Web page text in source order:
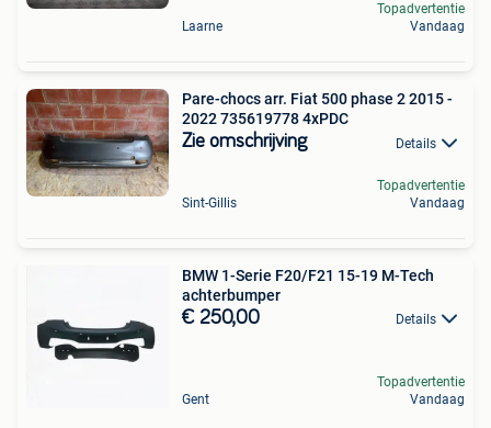
Laarne
Topadvertentie
Vandaag
Pare-chocs arr. Fiat 500 phase 2 2015 -
2022 735619778 4xPDC
Zie omschrijving Details
Sint-Gillis
Topadvertentie
Vandaag
BMW 1-Serie F20/F21 15-19 M-Tech
achterbumper
€ 250,00 Details
Gent
Topadvertentie
Vandaag